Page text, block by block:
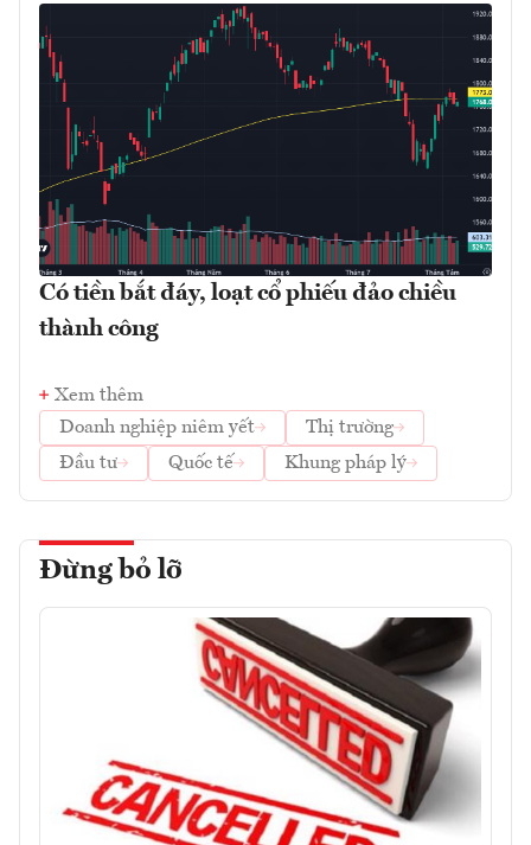
Có tiền bắt đáy, loạt cổ phiếu đảo chiều
thành công
Xem thêm
Doanh nghiệp niêm yết
Thị trường
Đầu tư
Quốc tế Khung pháp lý
Đừng bỏ lỡ